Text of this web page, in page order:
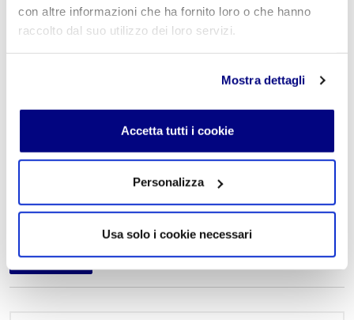
con altre informazioni che ha fornito loro o che hanno
raccolto dal suo utilizzo dei loro servizi.
Mostra dettagli
Accetta tutti i cookie
Personalizza
Usa solo i cookie necessari
testi, in modo tale da sviluppare un lavoro impeccabile.
Sono miriadi le potenzialità ed i compiti del Social Media
articolo richiede un'infinità di informazioni. Invito lettori
a documentarsi su questa “professione del futuro”,
secondo me super interessante ed anche molto
« Indietro